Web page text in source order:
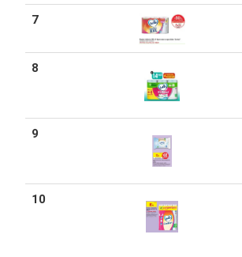
7
8
9
10